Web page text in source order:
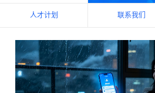
人才计划 联系我们